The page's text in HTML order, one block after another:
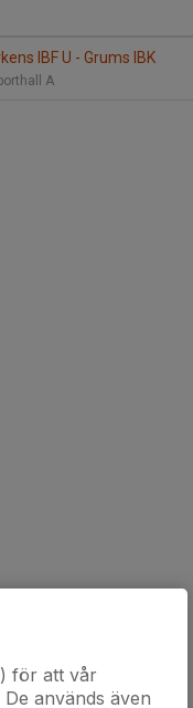
IBF U - Grums IBK
A
för att vår
används även